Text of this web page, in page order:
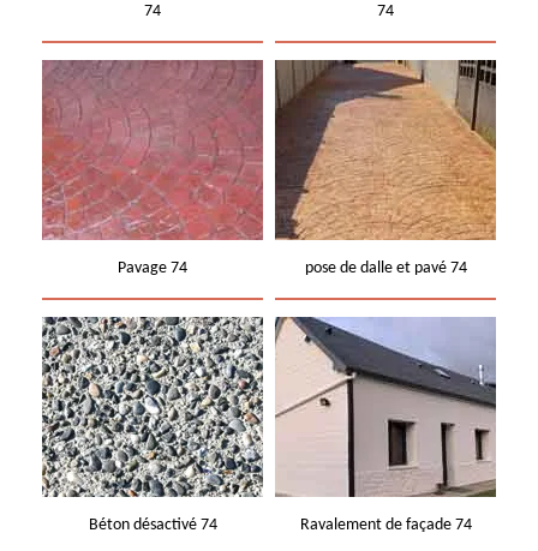
74
74
Pavage 74 pose de dalle et pavé 74
Béton désactivé 74 Ravalement de façade 74